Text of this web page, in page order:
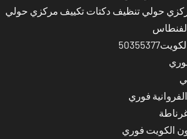
حولي تنظيف دكتات تكييف مركزي حولي
فوري
الكويت فوري